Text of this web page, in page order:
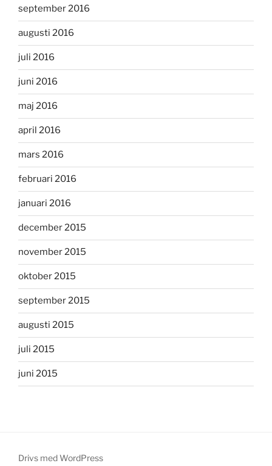
september 2016
augusti 2016
juli 2016
juni 2016
maj 2016
april 2016
mars 2016
februari 2016
januari 2016
december 2015
november 2015
oktober 2015
september 2015
augusti 2015
juli 2015
juni 2015
Drivs med WordPress